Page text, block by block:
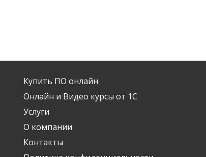
Купить ПО онлайн
Онлайн и Видео курсы от 1С
Услуги
О компании
Контакты